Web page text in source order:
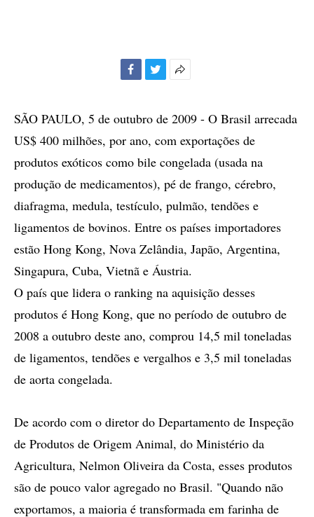
compartilhamento
SÃO PAULO, 5 de outubro de 2009 - O Brasil arrecada
US$ 400 milhões, por ano, com exportações de
produtos exóticos como bile congelada (usada na
produção de medicamentos), pé de frango, cérebro,
diafragma, medula, testículo, pulmão, tendões e
ligamentos de bovinos. Entre os países importadores
estão Hong Kong, Nova Zelândia, Japão, Argentina,
Singapura, Cuba, Vietnã e Áustria.
O país que lidera o ranking na aquisição desses
produtos é Hong Kong, que no período de outubro de
2008 a outubro deste ano, comprou 14,5 mil toneladas
de ligamentos, tendões e vergalhos e 3,5 mil toneladas
de aorta congelada.
De acordo com o diretor do Departamento de Inspeção
de Produtos de Origem Animal, do Ministério da
Agricultura, Nelmon Oliveira da Costa, esses produtos
são de pouco valor agregado no Brasil. "Quando não
exportamos, a maioria é transformada em farinha de